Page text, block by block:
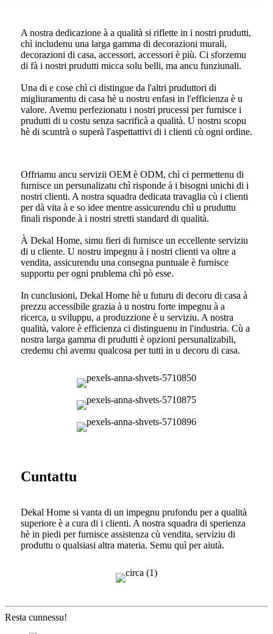
A nostra dedicazione à a qualità si riflette in i nostri prudutti,
chì includenu una larga gamma di decorazioni murali,
decorazioni di casa, accessori, accessori è più. Ci sforzemu
di fà i nostri prudutti micca solu belli, ma ancu funziunali.
Una di e cose chì ci distingue da l'altri pruduttori di
migliuramentu di casa hè u nostru enfasi in l'efficienza è u
valore. Avemu perfezionatu i nostri prucessi per furnisce i
prudutti di u costu senza sacrificà a qualità. U nostru scopu
hè di scuntrà o superà l'aspettattivi di i clienti cù ogni ordine.
Offriamu ancu servizii OEM è ODM, chì ci permettenu di
furnisce un persunalizatu chì risponde à i bisogni unichi di i
nostri clienti. A nostra squadra dedicata travaglia cù i clienti
per dà vita à e so idee mentre assicurendu chì u pruduttu
finali risponde à i nostri stretti standard di qualità.
À Dekal Home, simu fieri di furnisce un eccellente serviziu
di u cliente. U nostru impegnu à i nostri clienti va oltre a
vendita, assicurendu una consegna puntuale è furnisce
supportu per ogni prublema chì pò esse.
In cunclusioni, Dekal Home hè u futuru di decoru di casa à
prezzu accessibile grazia à u nostru forte impegnu à a
ricerca, u sviluppu, a produzzione è u serviziu. A nostra
qualità, valore è efficienza ci distinguenu in l'industria. Cù a
nostra larga gamma di prudutti è opzioni persunalizabili,
credemu chì avemu qualcosa per tutti in u decoru di casa.
Cuntattu
Dekal Home si vanta di un impegnu prufondu per a qualità
superiore è a cura di i clienti. A nostra squadra di sperienza
hè in piedi per furnisce assistenza cù vendita, serviziu di
produttu o qualsiasi altra materia. Semu quì per aiutà.
Resta cunnessu!